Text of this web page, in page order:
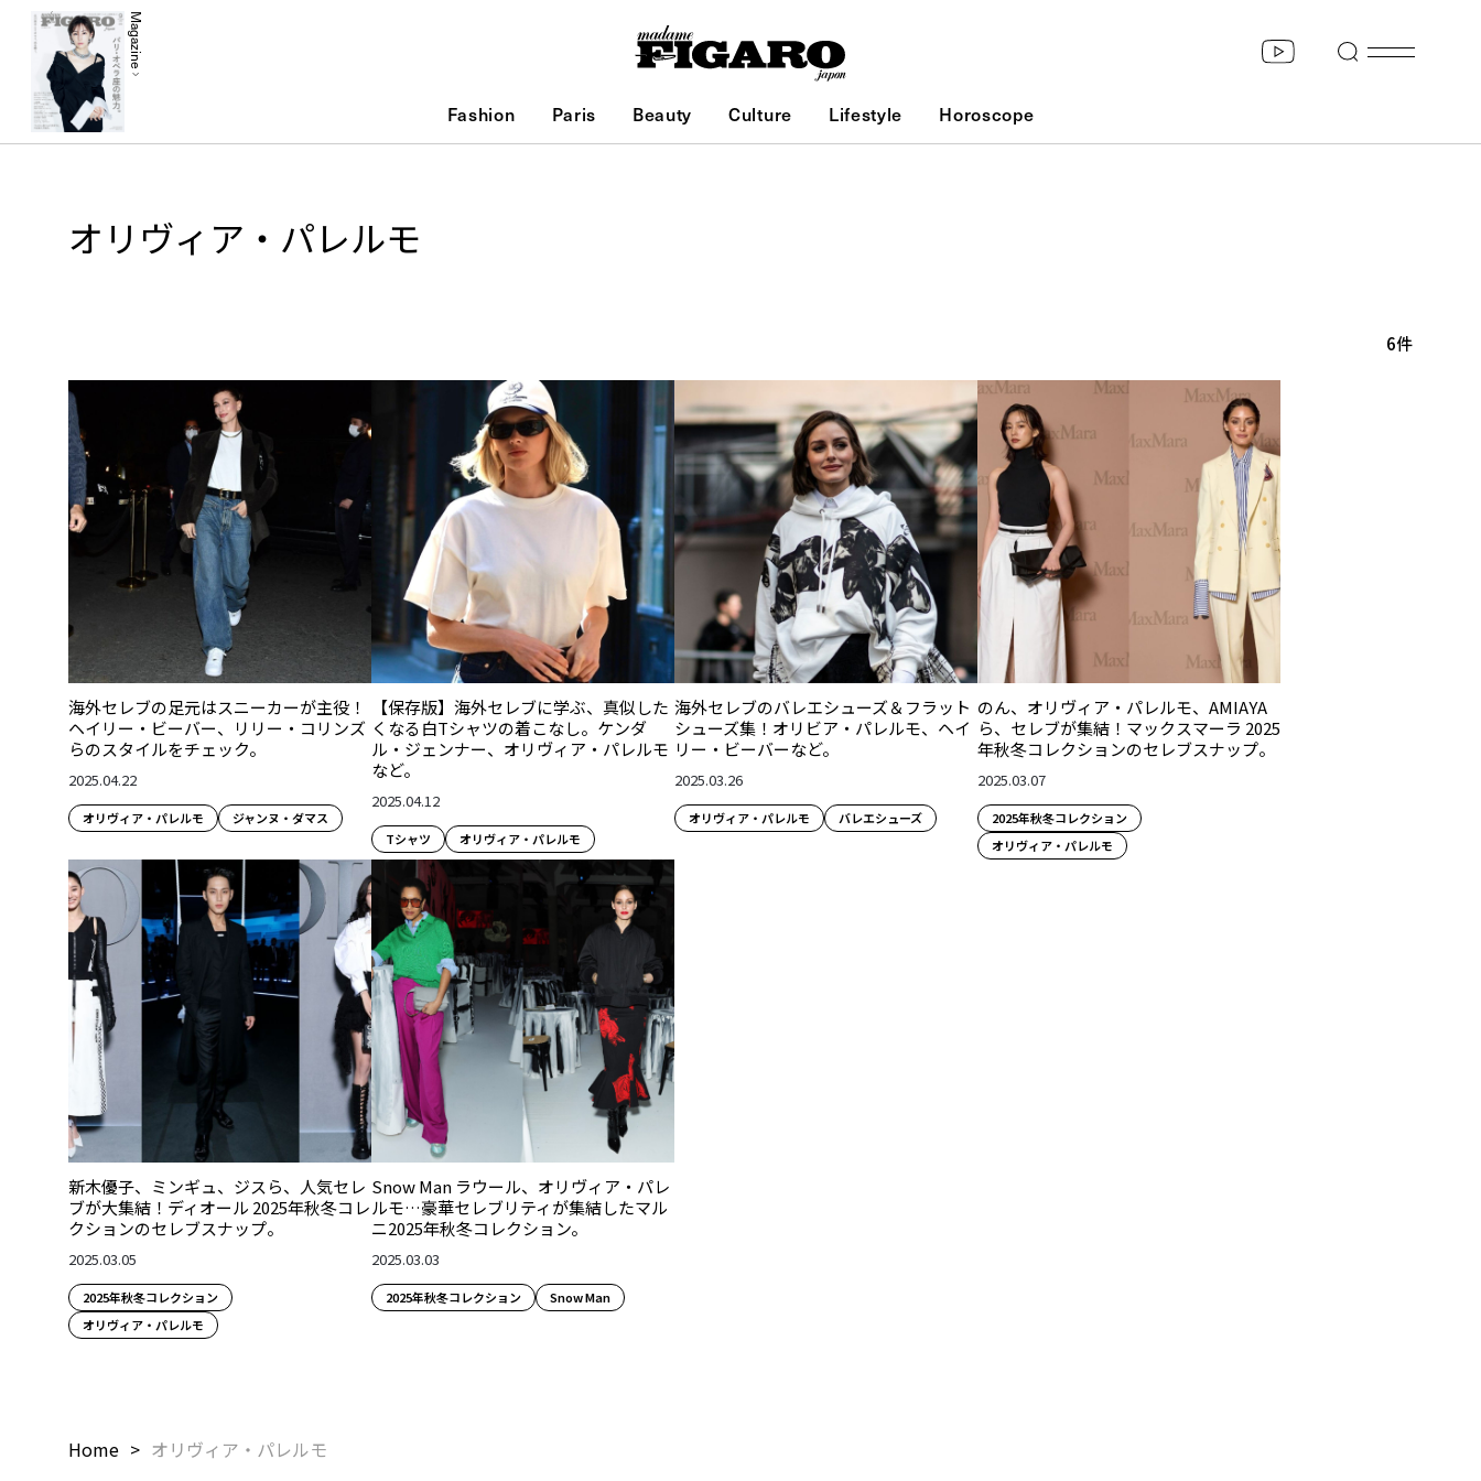
Magazine
Fashion Paris Beauty Culture Lifestyle Horoscope
オリヴィア・パレルモ
6件
海外セレブの足元はスニーカーが主役！
ヘイリー・ビーバー、リリー・コリンズ
らのスタイルをチェック。
2025.04.22
オリヴィア・パレルモ ジャンヌ・ダマス
【保存版】海外セレブに学ぶ、真似した
くなる白Tシャツの着こなし。ケンダ
ル・ジェンナー、オリヴィア・パレルモ
など。
2025.04.12
Tシャツ オリヴィア・パレルモ
海外セレブのバレエシューズ＆フラット
シューズ集！オリビア・パレルモ、ヘイ
リー・ビーバーなど。
2025.03.26
オリヴィア・パレルモ バレエシューズ
のん、オリヴィア・パレルモ、AMIAYA
ら、セレブが集結！マックスマーラ 2025
年秋冬コレクションのセレブスナップ。
2025.03.07
2025年秋冬コレクション
オリヴィア・パレルモ
新木優子、ミンギュ、ジスら、人気セレ
ブが大集結！ディオール 2025年秋冬コレ
クションのセレブスナップ。
2025.03.05
2025年秋冬コレクション
オリヴィア・パレルモ
Snow Man ラウール、オリヴィア・パレ
ルモ…豪華セレブリティが集結したマル
ニ2025年秋冬コレクション。
2025.03.03
2025年秋冬コレクション Snow Man
Home オリヴィア・パレルモ